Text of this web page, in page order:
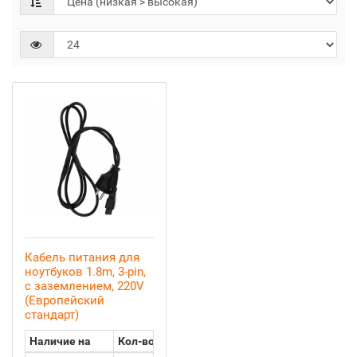
Кабель питания для
ноутбуков 1.8m, 3-pin,
с заземлением, 220V
(Европейский
стандарт)
Наличие на Кол-во